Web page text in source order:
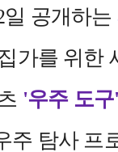
일 공개하는
가를 위한
'우주 도
주 탐사 프